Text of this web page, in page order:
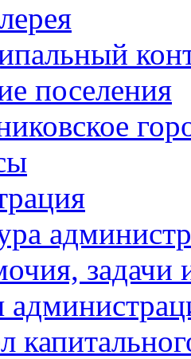
поселения
задачи